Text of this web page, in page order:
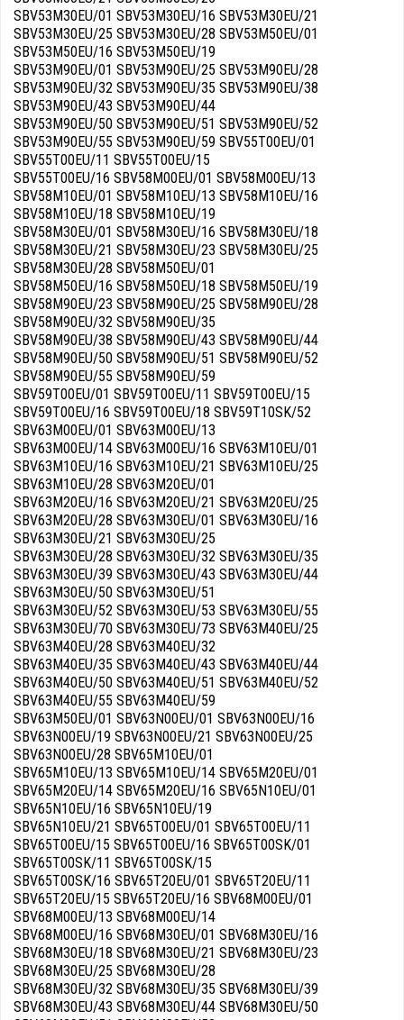
SBV53M30EU/01 SBV53M30EU/16 SBV53M30EU/21
SBV53M30EU/25 SBV53M30EU/28 SBV53M50EU/01
SBV53M50EU/16 SBV53M50EU/19
SBV53M90EU/01 SBV53M90EU/25 SBV53M90EU/28
SBV53M90EU/32 SBV53M90EU/35 SBV53M90EU/38
SBV53M90EU/43 SBV53M90EU/44
SBV53M90EU/50 SBV53M90EU/51 SBV53M90EU/52
SBV53M90EU/55 SBV53M90EU/59 SBV55T00EU/01
SBV55T00EU/11 SBV55T00EU/15
SBV55T00EU/16 SBV58M00EU/01 SBV58M00EU/13
SBV58M10EU/01 SBV58M10EU/13 SBV58M10EU/16
SBV58M10EU/18 SBV58M10EU/19
SBV58M30EU/01 SBV58M30EU/16 SBV58M30EU/18
SBV58M30EU/21 SBV58M30EU/23 SBV58M30EU/25
SBV58M30EU/28 SBV58M50EU/01
SBV58M50EU/16 SBV58M50EU/18 SBV58M50EU/19
SBV58M90EU/23 SBV58M90EU/25 SBV58M90EU/28
SBV58M90EU/32 SBV58M90EU/35
SBV58M90EU/38 SBV58M90EU/43 SBV58M90EU/44
SBV58M90EU/50 SBV58M90EU/51 SBV58M90EU/52
SBV58M90EU/55 SBV58M90EU/59
SBV59T00EU/01 SBV59T00EU/11 SBV59T00EU/15
SBV59T00EU/16 SBV59T00EU/18 SBV59T10SK/52
SBV63M00EU/01 SBV63M00EU/13
SBV63M00EU/14 SBV63M00EU/16 SBV63M10EU/01
SBV63M10EU/16 SBV63M10EU/21 SBV63M10EU/25
SBV63M10EU/28 SBV63M20EU/01
SBV63M20EU/16 SBV63M20EU/21 SBV63M20EU/25
SBV63M20EU/28 SBV63M30EU/01 SBV63M30EU/16
SBV63M30EU/21 SBV63M30EU/25
SBV63M30EU/28 SBV63M30EU/32 SBV63M30EU/35
SBV63M30EU/39 SBV63M30EU/43 SBV63M30EU/44
SBV63M30EU/50 SBV63M30EU/51
SBV63M30EU/52 SBV63M30EU/53 SBV63M30EU/55
SBV63M30EU/70 SBV63M30EU/73 SBV63M40EU/25
SBV63M40EU/28 SBV63M40EU/32
SBV63M40EU/35 SBV63M40EU/43 SBV63M40EU/44
SBV63M40EU/50 SBV63M40EU/51 SBV63M40EU/52
SBV63M40EU/55 SBV63M40EU/59
SBV63M50EU/01 SBV63N00EU/01 SBV63N00EU/16
SBV63N00EU/19 SBV63N00EU/21 SBV63N00EU/25
SBV63N00EU/28 SBV65M10EU/01
SBV65M10EU/13 SBV65M10EU/14 SBV65M20EU/01
SBV65M20EU/14 SBV65M20EU/16 SBV65N10EU/01
SBV65N10EU/16 SBV65N10EU/19
SBV65N10EU/21 SBV65T00EU/01 SBV65T00EU/11
SBV65T00EU/15 SBV65T00EU/16 SBV65T00SK/01
SBV65T00SK/11 SBV65T00SK/15
SBV65T00SK/16 SBV65T20EU/01 SBV65T20EU/11
SBV65T20EU/15 SBV65T20EU/16 SBV68M00EU/01
SBV68M00EU/13 SBV68M00EU/14
SBV68M00EU/16 SBV68M30EU/01 SBV68M30EU/16
SBV68M30EU/18 SBV68M30EU/21 SBV68M30EU/23
SBV68M30EU/25 SBV68M30EU/28
SBV68M30EU/32 SBV68M30EU/35 SBV68M30EU/39
SBV68M30EU/43 SBV68M30EU/44 SBV68M30EU/50